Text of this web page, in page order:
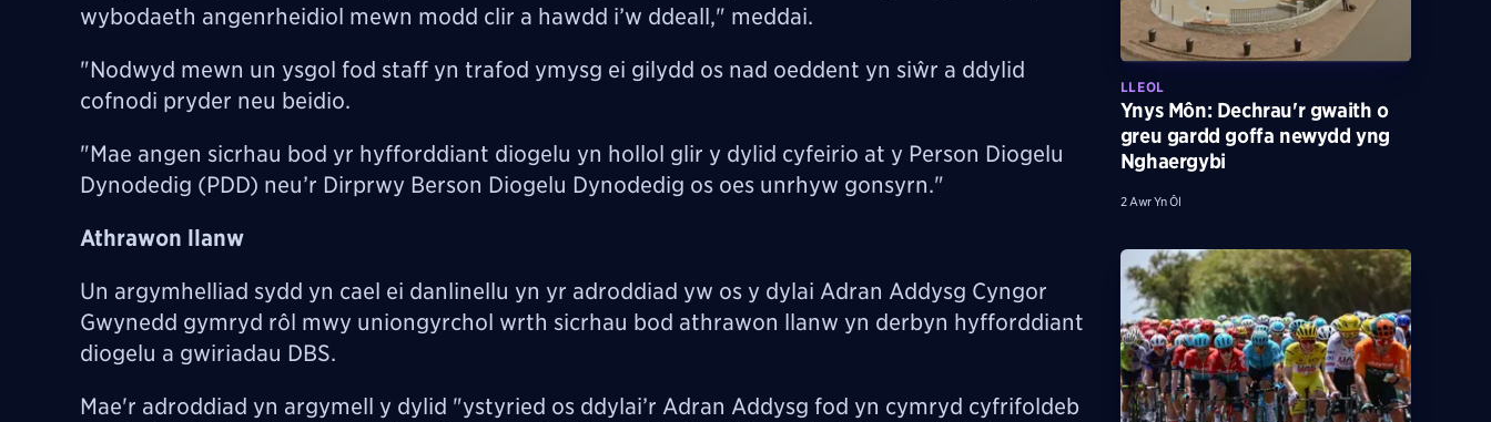
wybodaeth angenrheidiol mewn modd clir a hawdd i’w ddeall," meddai.
"Nodwyd mewn un ysgol fod staff yn trafod ymysg ei gilydd os nad oeddent yn siŵr a ddylid
cofnodi pryder neu beidio.
"Mae angen sicrhau bod yr hyfforddiant diogelu yn hollol glir y dylid cyfeirio at y Person Diogelu
Dynodedig (PDD) neu’r Dirprwy Berson Diogelu Dynodedig os oes unrhyw gonsyrn."
Athrawon llanw
Un argymhelliad sydd yn cael ei danlinellu yn yr adroddiad yw os y dylai Adran Addysg Cyngor
Gwynedd gymryd rôl mwy uniongyrchol wrth sicrhau bod athrawon llanw yn derbyn hyfforddiant
diogelu a gwiriadau DBS.
Mae'r adroddiad yn argymell y dylid "ystyried os ddylai’r Adran Addysg fod yn cymryd cyfrifoldeb
LLEOL
Ynys Môn: Dechrau'r gwaith o
greu gardd goffa newydd yng
Nghaergybi
2 Awr Yn Ôl